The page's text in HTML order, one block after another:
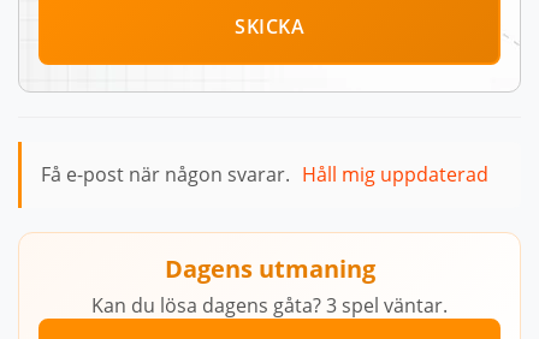
SKICKA
Få e-post när någon svarar. Håll mig uppdaterad
Dagens utmaning
Kan du lösa dagens gåta? 3 spel väntar.